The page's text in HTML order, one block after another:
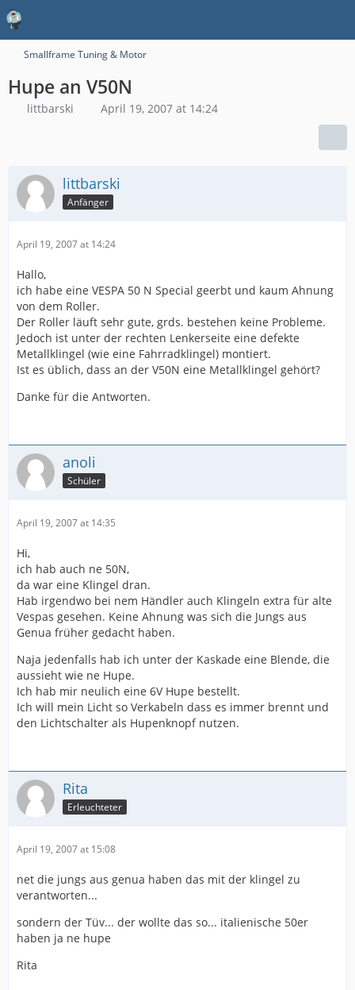
Smallframe Tuning & Motor
Hupe an V50N
littbarski April 19, 2007 at 14:24
littbarski
Anfänger
April 19, 2007 at 14:24
Hallo,
ich habe eine VESPA 50 N Special geerbt und kaum Ahnung
von dem Roller.
Der Roller läuft sehr gute, grds. bestehen keine Probleme.
Jedoch ist unter der rechten Lenkerseite eine defekte
Metallklingel (wie eine Fahrradklingel) montiert.
Ist es üblich, dass an der V50N eine Metallklingel gehört?
Danke für die Antworten.
anoli
Schüler
April 19, 2007 at 14:35
Hi,
ich hab auch ne 50N,
da war eine Klingel dran.
Hab irgendwo bei nem Händler auch Klingeln extra für alte
Vespas gesehen. Keine Ahnung was sich die Jungs aus
Genua früher gedacht haben.
Naja jedenfalls hab ich unter der Kaskade eine Blende, die
aussieht wie ne Hupe.
Ich hab mir neulich eine 6V Hupe bestellt.
Ich will mein Licht so Verkabeln dass es immer brennt und
den Lichtschalter als Hupenknopf nutzen.
Rita
Erleuchteter
April 19, 2007 at 15:08
net die jungs aus genua haben das mit der klingel zu
verantworten...
sondern der Tüv... der wollte das so... italienische 50er
haben ja ne hupe
Rita